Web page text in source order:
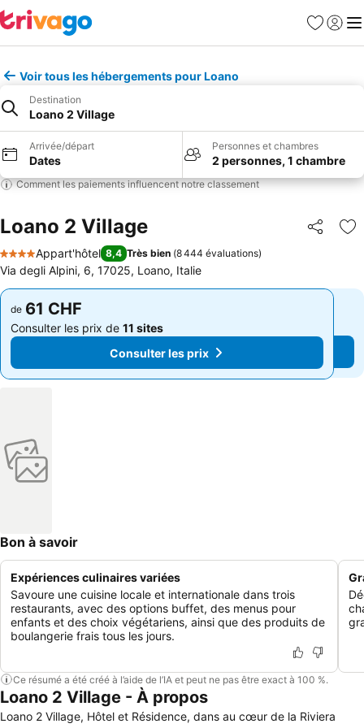
Favoris
Se
Voir tous les hébergements pour Loano
Destination
Loano 2 Village
Arrivée/départ
Dates
Personnes et chambres
2 personnes, 1 chambre
Comment les paiements influencent notre classement
Loano 2 Village Partager
4 Étoiles
Appart'hôtel 8,4 Très bien (8 444 évaluations)
Via degli Alpini, 6, 17025, Loano, Italie
de 61 CHF
Consulter les prix de 11 sites
Consulter les prix
de 61 CHF
Consulter les prix de 11 sites
Consulter les prix
Bon à savoir
Expériences culinaires variées
Savoure une cuisine locale et internationale dans trois
restaurants, avec des options buffet, des menus pour
enfants et des choix végétariens, ainsi que des produits de
boulangerie frais tous les jours.
Ce résumé a été créé à l’aide de l’IA et peut ne pas être exact à 100 %.
Loano 2 Village - À propos
Loano 2 Village, Hôtel et Résidence, dans au cœur de la Riviera